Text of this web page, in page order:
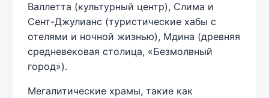
Валлетта (культурный центр), Слима и
Сент-Джулианс (туристические хабы с
отелями и ночной жизнью), Мдина (древняя
средневековая столица, «Безмолвный
город»).
Мегалитические храмы, такие как